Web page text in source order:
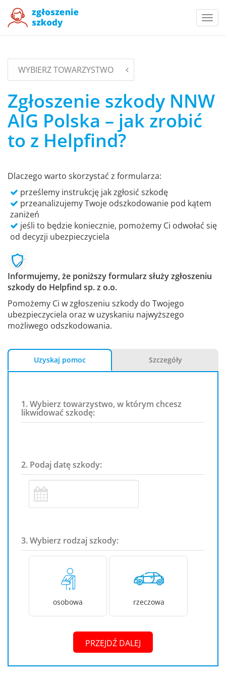
WYBIERZ TOWARZYSTWO
Zgłoszenie szkody NNW
AIG Polska – jak zrobić
to z Helpfind?
Dlaczego warto skorzystać z formularza:
prześlemy instrukcję jak zgłosić szkodę
przeanalizujemy Twoje odszkodowanie pod kątem
zaniżeń
jeśli to będzie koniecznie, pomożemy Ci odwołać się
od decyzji ubezpieczyciela
Informujemy, że poniższy formularz służy zgłoszeniu
szkody do Helpfind sp. z o.o.
Pomożemy Ci w zgłoszeniu szkody do Twojego
ubezpieczyciela oraz w uzyskaniu najwyższego
możliwego odszkodowania.
Uzyskaj pomoc Szczegóły
1. Wybierz towarzystwo, w którym chcesz
likwidować szkodę:
2. Podaj datę szkody:
3. Wybierz rodzaj szkody:
osobowa rzeczowa
PRZEJDŹ DALEJ